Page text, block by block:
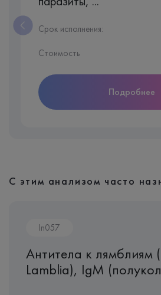
Срок исполнения:
Стоимость
Подробнее
С этим анализом часто
In057
Антитела к лямблиям
Lamblia), IgМ